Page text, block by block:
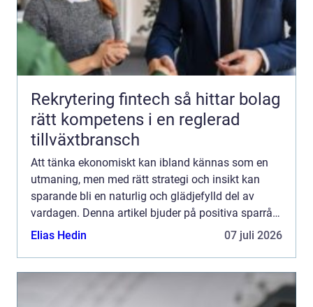
Rekrytering fintech så hittar bolag
rätt kompetens i en reglerad
tillväxtbransch
Att tänka ekonomiskt kan ibland kännas som en
utmaning, men med rätt strategi och insikt kan
sparande bli en naturlig och glädjefylld del av
vardagen. Denna artikel bjuder på positiva sparråd
som är både til...
Elias Hedin 07 juli 2026